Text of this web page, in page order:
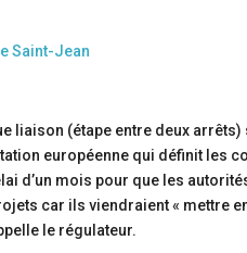
Saint-Jean
liaison (étape entre deux arrêts)
européenne qui définit les
d’un mois pour que les
car ils viendraient « mettre
le régulateur.